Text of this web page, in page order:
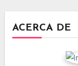
ACERCA DE